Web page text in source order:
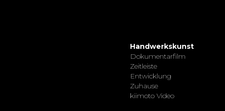
Handwerkskunst
Dokumentarfilm
Zeitleiste
Entwicklung
Zuhause
kiimoto Video